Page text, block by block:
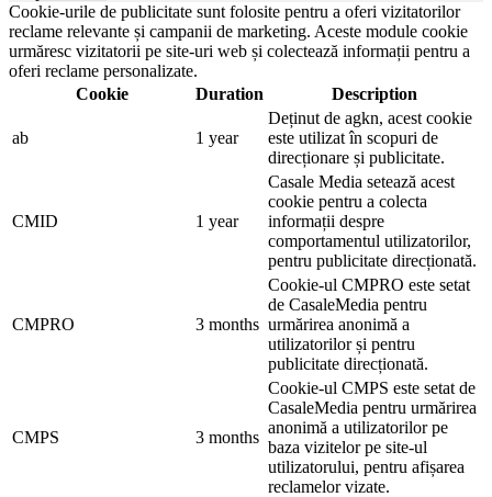
Cookie-urile de publicitate sunt folosite pentru a oferi vizitatorilor
reclame relevante și campanii de marketing. Aceste module cookie
urmăresc vizitatorii pe site-uri web și colectează informații pentru a
oferi reclame personalizate.
Cookie
Duration Description
ab 1 year
Deținut de agkn, acest cookie
este utilizat în scopuri de
direcționare și publicitate.
CMID 1 year
Casale Media setează acest
cookie pentru a colecta
informații despre
comportamentul utilizatorilor,
pentru publicitate direcționată.
CMPRO 3 months
Cookie-ul CMPRO este setat
de CasaleMedia pentru
urmărirea anonimă a
utilizatorilor și pentru
publicitate direcționată.
CMPS 3 months
Cookie-ul CMPS este setat de
CasaleMedia pentru urmărirea
anonimă a utilizatorilor pe
baza vizitelor pe site-ul
utilizatorului, pentru afișarea
reclamelor vizate.